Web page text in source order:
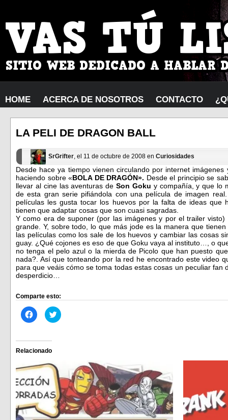
HOME ACERCA DE NOSOTROS CONTACTO
LA PELI DE DRAGON BALL
SrGrifter, el 11 de octubre de 2008 en Curiosidades
Desde hace ya tiempo vienen circulando por internet
haciendo sobre «BOLA DE DRAGÓN». Desde el principio se
llevar al cine las aventuras deSon Goku y compañía, y que lo
de esta gran serie pifiándola con una película de imagen
películas les gusta tocar los huevos por la falta de ideas que
tienen que adaptar cosas que son cuasi sagradas.
Y como era de suponer (por las imágenes y por el trailer
grande. Y, sobre todo, lo que más jode es la manera que
las películas como los sale de los huevos y cambiar las cosas
guay. ¿Qué cojones es eso de que Goku vaya al instituto…, o
no tenga el pelo azul o la mierda de Picolo que han puesto
nada?. Así que tonteando por la red he encontrado este video
para que veáis cómo se toma todas estas cosas un peculiar fan
desperdicio…
Comparte esto:
Haz
clic
Facebook
(Se
abre
una
ventana
nueva)
Haz
clic
una
ventana
nueva)
Relacionado